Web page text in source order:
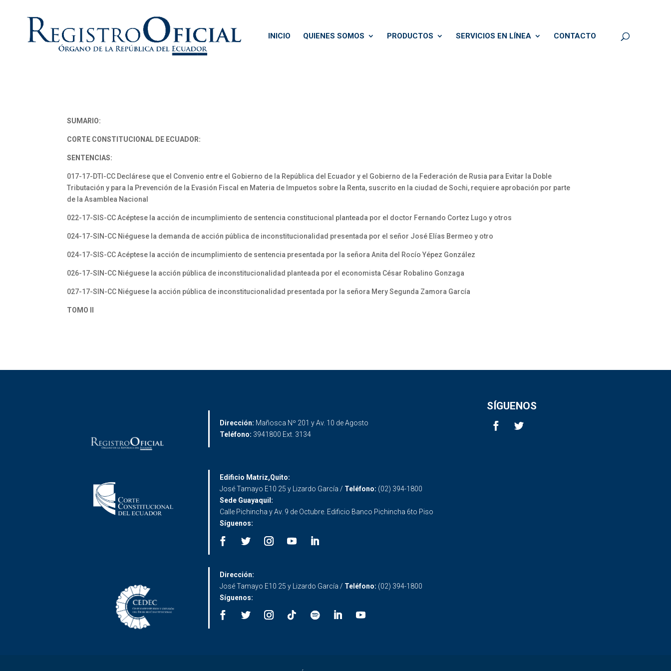
INICIO QUIENES SOMOS PRODUCTOS SERVICIOS EN LÍNEA CONTACTO
SUMARIO:
CORTE CONSTITUCIONAL DE ECUADOR:
SENTENCIAS:
017-17-DTI-CC Declárese que el Convenio entre el Gobierno de la República del Ecuador y el Gobierno de la Federación de Rusia para Evitar la Doble
Tributación y para la Prevención de la Evasión Fiscal en Materia de Impuetos sobre la Renta, suscrito en la ciudad de Sochi, requiere aprobación por parte
de la Asamblea Nacional
022-17-SIS-CC Acéptese la acción de incumplimiento de sentencia constitucional planteada por el doctor Fernando Cortez Lugo y otros
024-17-SIN-CC Niéguese la demanda de acción pública de inconstitucionalidad presentada por el señor José Elías Bermeo y otro
024-17-SIS-CC Acéptese la acción de incumplimiento de sentencia presentada por la señora Anita del Rocío Yépez González
026-17-SIN-CC Niéguese la acción pública de inconstitucionalidad planteada por el economista César Robalino Gonzaga
027-17-SIN-CC Niéguese la acción pública de inconstitucionalidad presentada por la señora Mery Segunda Zamora García
TOMO II
Dirección: Mañosca Nº 201 y Av. 10 de Agosto
Teléfono: 3941800 Ext. 3134
SÍGUENOS
Edificio Matriz,Quito:
José Tamayo E10 25 y Lizardo García / Teléfono: (02) 394-1800
Sede Guayaquil:
Calle Pichincha y Av. 9 de Octubre. Edificio Banco Pichincha 6to Piso
Síguenos:
Dirección:
José Tamayo E10 25 y Lizardo García / Teléfono: (02) 394-1800
Síguenos: